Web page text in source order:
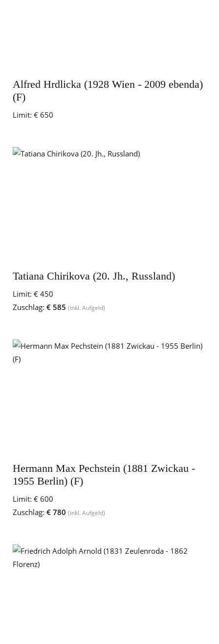
Alfred Hrdlicka (1928 Wien - 2009 ebenda)
(F)
Limit: € 650
Tatiana Chirikova (20. Jh., Russland)
Limit: € 450
Zuschlag: € 585 (inkl. Aufgeld)
Hermann Max Pechstein (1881 Zwickau -
1955 Berlin) (F)
Limit: € 600
Zuschlag: € 780 (inkl. Aufgeld)